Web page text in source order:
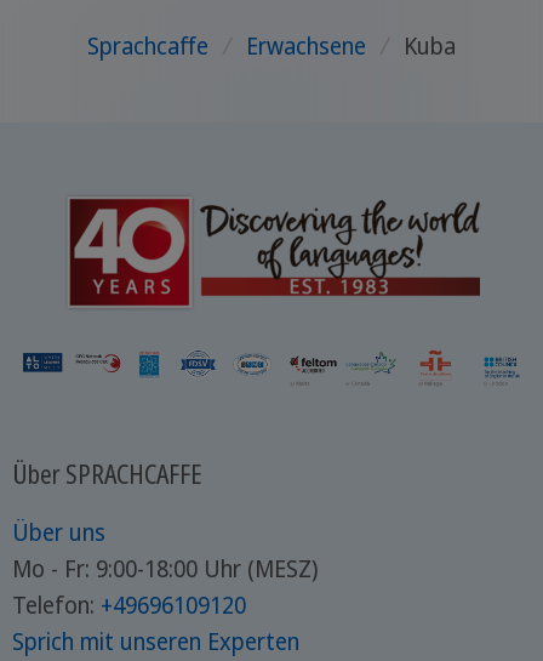
Sprachcaffe Erwachsene Kuba
Über SPRACHCAFFE
Über uns
Mo - Fr: 9:00-18:00 Uhr (MESZ)
Telefon: +49696109120
Sprich mit unseren Experten